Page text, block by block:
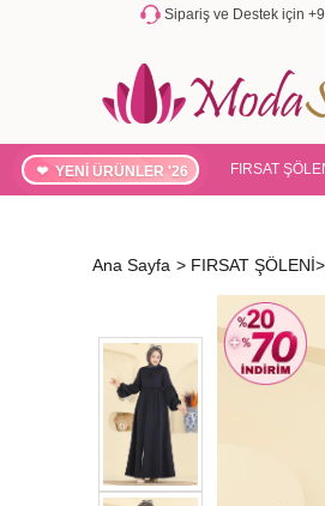
Sipariş ve Destek için
YENİ ÜRÜNLER '26 FIRSAT
Ana Sayfa > FIRSAT ŞÖLENİ>